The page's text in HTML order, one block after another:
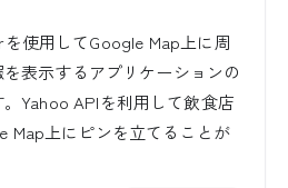
使用してGoogle Map上に周
表示するアプリケーションの
Yahoo APIを利用して飲食店
Map上にピンを立てることが